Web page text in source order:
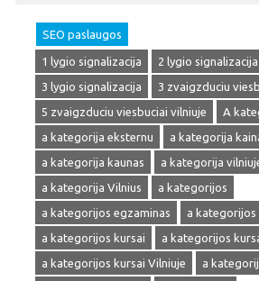
SEO paslaugos
1 lygio signalizacija
2 lygio signalizacija
3 lygio signalizacija
3 zvaigzduciu
5 zvaigzduciu viesbuciai vilniuje
A
a kategorija eksternu
a kategorija
a kategorija kaunas
a kategorija
a kategorija Vilnius
a kategorijos
a kategorijos egzaminas
a kategorijos
a kategorijos kursai
a kategorijos
a kategorijos kursai Vilniuje
a